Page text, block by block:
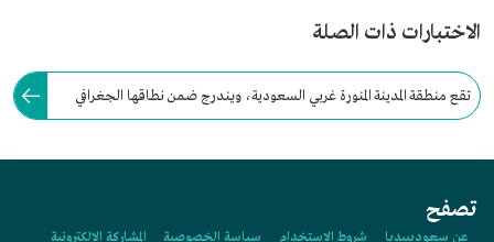
الاختبارات ذات الصلة
تقع منطقة المدينة المنورة غربي السعودية، ويندرج ضمن نطاقها الجغرافي
تصفح
عن سعوديبيديا شروط الاستخدام سياسة الخصوصية المشاركة الإلكترونية